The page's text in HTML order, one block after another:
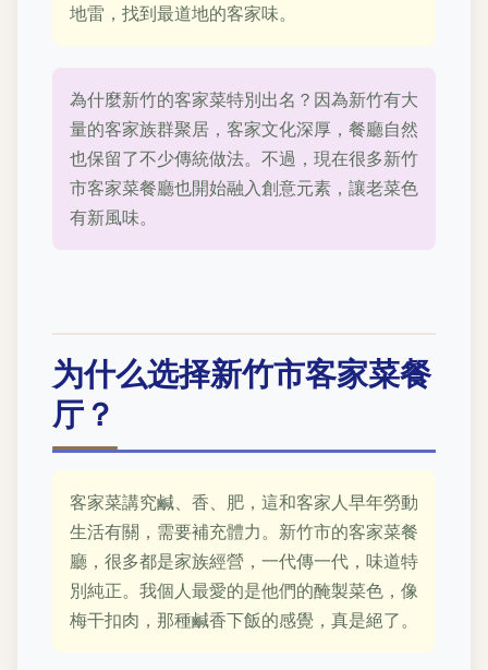
地雷，找到最道地的客家味。
為什麼新竹的客家菜特別出名？因為新竹有大
量的客家族群聚居，客家文化深厚，餐廳自然
也保留了不少傳統做法。不過，現在很多新竹
市客家菜餐廳也開始融入創意元素，讓老菜色
有新風味。
为什么选择新竹市客家菜餐
厅？
客家菜講究鹹、香、肥，這和客家人早年勞動
生活有關，需要補充體力。新竹市的客家菜餐
廳，很多都是家族經營，一代傳一代，味道特
別純正。我個人最愛的是他們的醃製菜色，像
梅干扣肉，那種鹹香下飯的感覺，真是絕了。